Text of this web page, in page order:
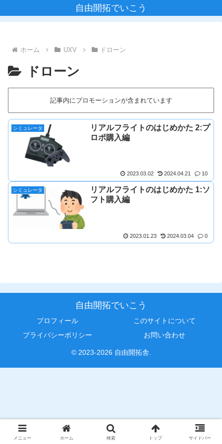
自由開拓でいこう
ホーム UXV ドローン
ドローン
記事内にプロモーションが含まれています
シミュレータ
リアルフライトのはじめかた 2:プ
ロポ購入編
2023.03.02 2024.04.21 10
シミュレータ
リアルフライトのはじめかた 1:ソ
フト購入編
2023.01.23 2024.03.04 0
自由開拓でいこう
プロフィール
このサイトについて
プライバシーポリシー
お問い合わせ
© 2023-2026 自由開拓舎.
メニュー ホーム 検索 トップ サイドバー